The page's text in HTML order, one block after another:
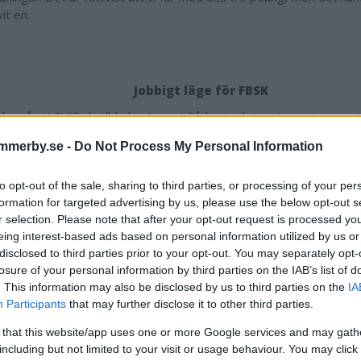
- Do Not Process My Personal Information
opt-out of the sale, sharing to third parties, or processing of your
for targeted advertising by us, please use the below opt-out
selection. Please note that after your opt-out request is processed
interest-based ads based on personal information utilized by us
to third parties prior to your opt-out. You may separately
of your personal information by third parties on the IAB’s list of
This information may also be disclosed by us to third parties on the
Participants that may further disclose it to other third parties.
that this website/app uses one or more Google services and may
but not limited to your visit or usage behaviour. You may
en.
Jobbigt läge för FBSK
på att SVIF skrällde borta mot Fårbo är det nu tio poäng upp
om vi inte får med oss något, säger Urban Svensson.
och tog däremot emot för Södra Vis överraskande vinst. Nu
från kval till fyran.
minskar och vi lägger nu allt fokus på derbyt kommande helg.
vi har ett ungt lag och då kan spelet gå i vågor.
alla beröm för kampen men Gustaf Johansson i kassen
I VFF stack kvartetten Tobias Bertilsson, Ville
och Viktor Björkegren ut.
tabellen.